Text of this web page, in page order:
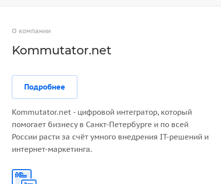
О компании
Kommutator.net
Подробнее
Kommutator.net - цифровой интегратор, который
помогает бизнесу в Санкт-Петербурге и по всей
России расти за счёт умного внедрения IT-решений и
интернет-маркетинга.